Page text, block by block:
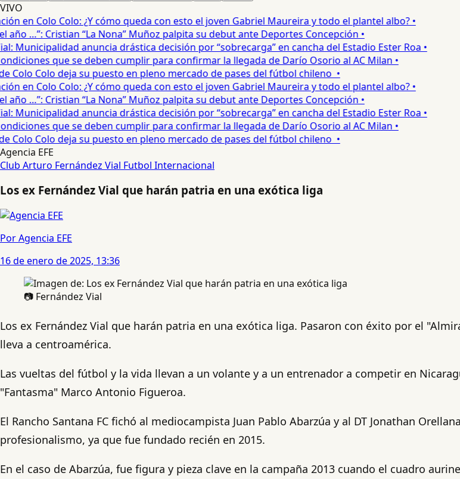
VIVO
en Colo Colo: ¿Y cómo queda con esto el joven Gabriel Maureira y todo el plantel albo? •
…”: Cristian “La Nona” Muñoz palpita su debut ante Deportes Concepción •
Municipalidad anuncia drástica decisión por “sobrecarga” en cancha del Estadio Ester Roa •
que se deben cumplir para confirmar la llegada de Darío Osorio al AC Milan •
Colo Colo deja su puesto en pleno mercado de pases del fútbol chileno •
en Colo Colo: ¿Y cómo queda con esto el joven Gabriel Maureira y todo el plantel albo? •
…”: Cristian “La Nona” Muñoz palpita su debut ante Deportes Concepción •
Municipalidad anuncia drástica decisión por “sobrecarga” en cancha del Estadio Ester Roa •
que se deben cumplir para confirmar la llegada de Darío Osorio al AC Milan •
Colo Colo deja su puesto en pleno mercado de pases del fútbol chileno •
Agencia EFE
Club Arturo Fernández Vial Futbol Internacional
Los ex Fernández Vial que harán patria en una exótica liga
Por Agencia EFE
16 de enero de 2025, 13:36
📷 Fernández Vial
Los ex Fernández Vial que harán patria en una exótica liga. Pasaron con éxito por el
lleva a centroamérica.
Las vueltas del fútbol y la vida llevan a un volante y a un entrenador a competir en
"Fantasma" Marco Antonio Figueroa.
El Rancho Santana FC fichó al mediocampista Juan Pablo Abarzúa y al DT Jonathan
profesionalismo, ya que fue fundado recién en 2015.
En el caso de Abarzúa, fue figura y pieza clave en la campaña 2013 cuando el cuadro